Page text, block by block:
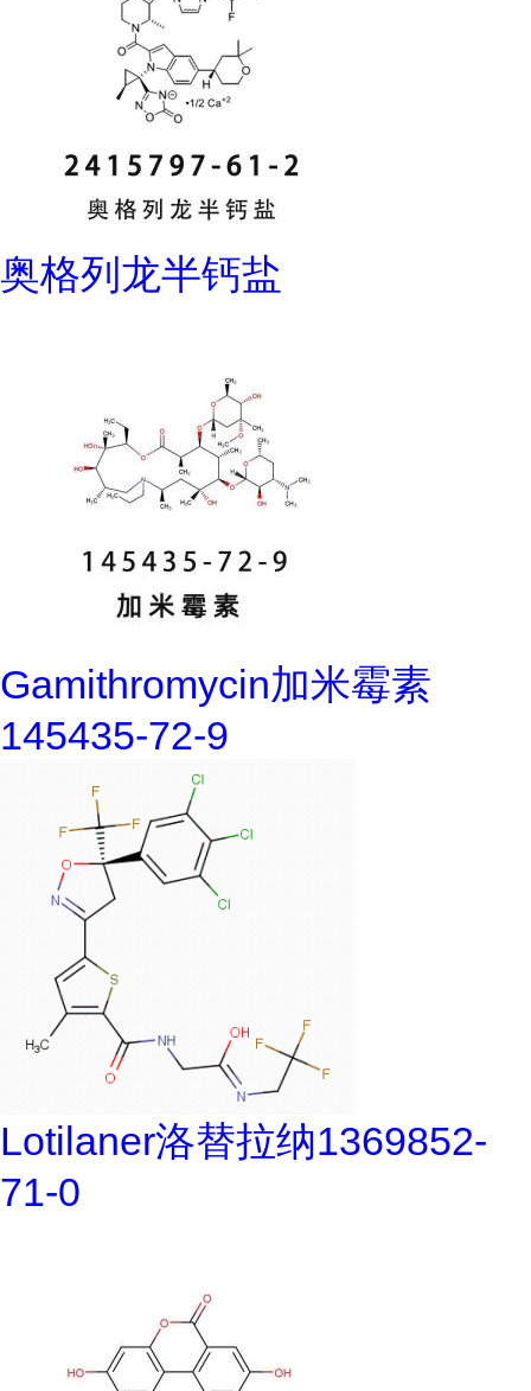
奥格列龙半钙盐
Gamithromycin加米霉素
145435-72-9
Lotilaner洛替拉纳1369852-
71-0